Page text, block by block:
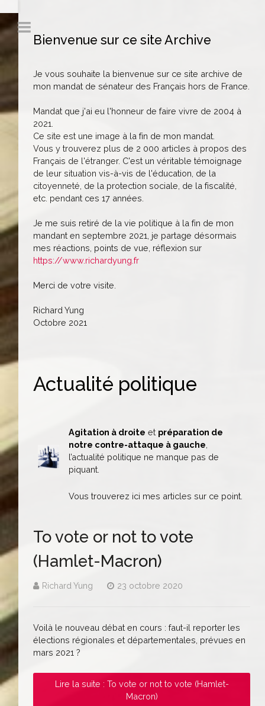
Bienvenue sur ce site Archive
Je vous souhaite la bienvenue sur ce site archive de
mon mandat de sénateur des Français hors de France.
Mandat que j'ai eu l'honneur de faire vivre de 2004 à
2021.
Ce site est une image à la fin de mon mandat.
Vous y trouverez plus de 2 000 articles à propos des
Français de l'étranger. C'est un véritable témoignage
de leur situation vis-à-vis de l'éducation, de la
citoyenneté, de la protection sociale, de la fiscalité,
etc. pendant ces 17 années.
Je me suis retiré de la vie politique à la fin de mon
mandant en septembre 2021, je partage désormais
mes réactions, points de vue, réflexion sur
https://www.richardyung.fr
Merci de votre visite.
Richard Yung
Octobre 2021
Actualité politique
Agitation à droite et préparation de
notre contre-attaque à gauche
l’actualité politique ne manque pas de
piquant.
Vous trouverez ici mes articles sur ce point.
To vote or not to vote
(Hamlet-Macron)
Richard Yung 23 octobre 2020
Voilà le nouveau débat en cours : faut-il reporter les
élections régionales et départementales, prévues en
mars 2021 ?
Lire la suite : To vote or not to vote (Hamlet-
Macron)